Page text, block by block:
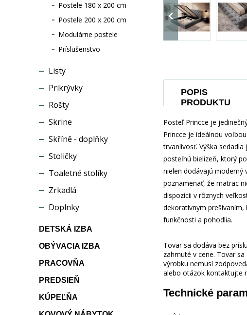
Postele 180 x 200 cm
Postele 200 x 200 cm
Modulárne postele
Príslušenstvo
Listy
Prikrývky
Rošty
Skrine
Skříně - doplňky
Stoličky
Toaletné stolíky
Zrkadlá
Doplnky
DETSKÁ IZBA
OBÝVACIA IZBA
PRACOVŇA
PREDSIEŇ
KÚPEĽŇA
POPIS
PRODUKTU
Posteľ Princce je
Princce je ideálnou
trvanlivosť. Výška
posteľnú bielizeň, ktorý
nielen dodávajú moderný
poznamenať, že matrac
dispozícii v rôznych
dekoratívnym
funkčnosti a pohodlia.
Tovar sa dodáva bez
zahrnuté v cene. Tovar
výrobku nemusí
alebo otázok kontaktujte
Technické